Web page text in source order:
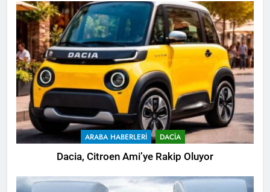
ARABA HABERLERI DACIA
Dacia, Citroen Ami’ye Rakip Oluyor